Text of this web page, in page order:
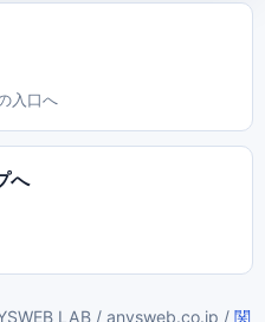
入口へ
へ
LAB / anysweb.co.jp / 関